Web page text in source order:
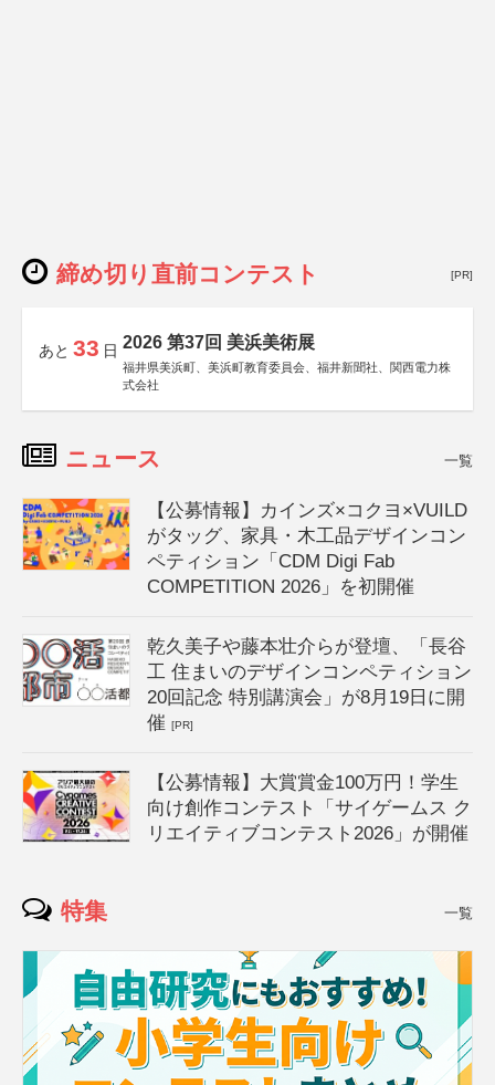
締め切り直前コンテスト [PR]
あと 33 日 2026 第37回 美浜美術展
福井県美浜町、美浜町教育委員会、福井新聞社、関西電力株
式会社
ニュース 一覧
【公募情報】カインズ×コクヨ×VUILD
がタッグ、家具・木工品デザインコン
ペティション「CDM Digi Fab
COMPETITION 2026」を初開催
乾久美子や藤本壮介らが登壇、「長谷
工 住まいのデザインコンペティション
20回記念 特別講演会」が8月19日に開
催[PR]
【公募情報】大賞賞金100万円！学生
向け創作コンテスト「サイゲームス ク
リエイティブコンテスト2026」が開催
特集 一覧